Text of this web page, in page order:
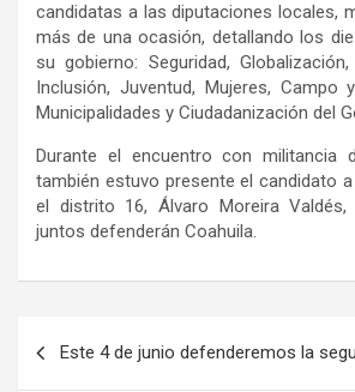
candidatas a las diputaciones locales,
más de una ocasión, detallando los
su gobierno: Seguridad,
Inclusión, Juventud, Mujeres, Campo
Municipalidades y Ciudadanización del
Durante el encuentro con militancia
también estuvo presente el candidato
el distrito 16, Álvaro Moreira Valdés,
juntos defenderán Coahuila.
Este 4 de junio defenderemos la